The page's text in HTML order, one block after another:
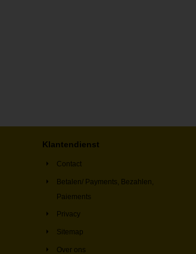
Klantendienst
Contact
Betalen/ Payments, Bezahlen,
Paiements
Privacy
Sitemap
Over ons